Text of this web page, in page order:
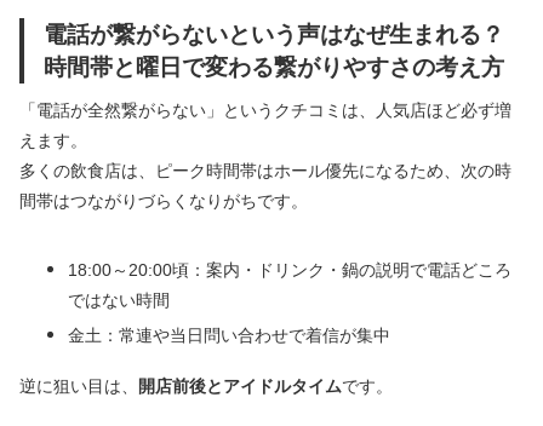
電話が繋がらないという声はなぜ生まれる？
時間帯と曜日で変わる繋がりやすさの考え方
「電話が全然繋がらない」というクチコミは、人気店ほど必ず増
えます。
多くの飲食店は、ピーク時間帯はホール優先になるため、次の時
間帯はつながりづらくなりがちです。
18:00～20:00頃：案内・ドリンク・鍋の説明で電話どころ
ではない時間
金土：常連や当日問い合わせで着信が集中
逆に狙い目は、 開店前後とアイドルタイムです。